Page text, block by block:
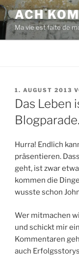
Zum
Inhalt
springen
ACH
Ma vie est faite de
VERÖFFENTLICHT
AM
1. AUGUST 2013
Das Leben
Blogparade.
Hurra! Endlich
präsentieren.
geht, ist zwar
kommen die
wusste schon
Wer mitmachen
und schickt mir
Kommentaren
auch